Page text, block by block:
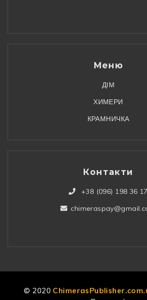
Меню
ДІМ
ХИМЕРИ
КРАМНИЧКА
Контакти
+38 (096) 198 36 17
© 2020